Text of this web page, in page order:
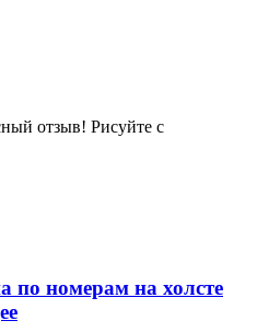
отзыв! Рисуйте с
по номерам на холсте